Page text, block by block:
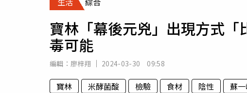
專欄
寶林「幕後元兇」出現方式
毒可能
編輯： 廖梓翔 2024-03-30 09:58
寶林 米酵菌酸 檢驗 食材 陰性 蘇